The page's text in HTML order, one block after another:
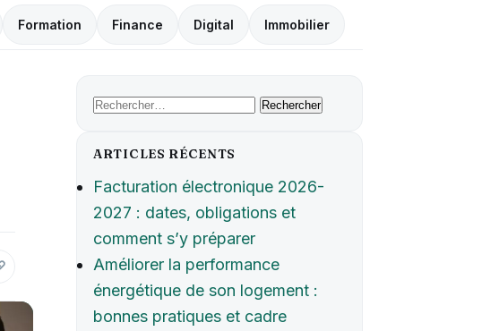
Formation Finance Digital Immobilier
Rechercher :
ARTICLES RÉCENTS
Facturation électronique 2026-
2027 : dates, obligations et
comment s’y préparer
Améliorer la performance
énergétique de son logement :
bonnes pratiques et cadre